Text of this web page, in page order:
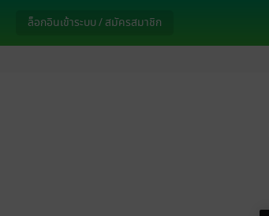
ล็อกอินเข้าระบบ / สมัครสมาชิก